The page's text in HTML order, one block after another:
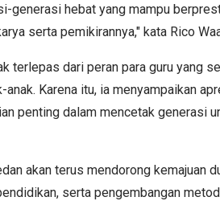
generasi hebat yang mampu
serta pemikirannya," kata Rico
terlepas dari peran para guru yang
Karena itu, ia menyampaikan
penting dalam mencetak generasi
akan terus mendorong kemajuan
serta pengembangan